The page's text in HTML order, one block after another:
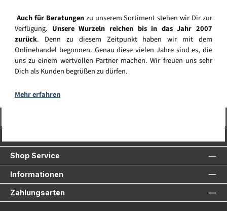
Auch für Beratungenzu unserem Sortiment stehen wir Dir zur
Verfügung. Unsere Wurzeln reichen bis in das Jahr 2007
zurück. Denn zu diesem Zeitpunkt haben wir mit dem
Onlinehandel begonnen. Genau diese vielen Jahre sind es, die
uns zu einem wertvollen Partner machen. Wir freuen uns sehr
Dich als Kunden begrüßen zu dürfen.
Mehr erfahren
Shop Service
Informationen
Zahlungsarten